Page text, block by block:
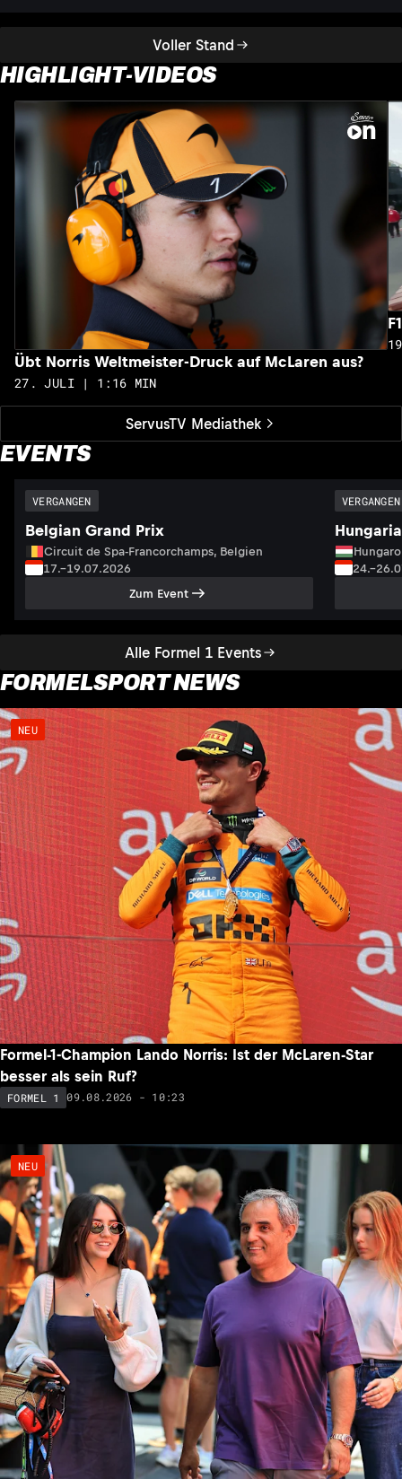
Voller Stand
HIGHLIGHT-VIDEOS
ServusTV Mediathek
Übt Norris Weltmeister-Druck auf McLaren aus?
27. JULI | 1:16 MIN
EVENTS
Alle Formel 1 Events
VERGANGEN
Belgian Grand Prix
Circuit de Spa-Francorchamps, Belgien
17.–19.07.2026
Zum Event
VERGANGEN
FORMELSPORT NEWS
NEU
Formel-1-Champion Lando Norris: Ist der McLaren-Star
besser als sein Ruf?
FORMEL 1 09.08.2026 - 10:23
NEU